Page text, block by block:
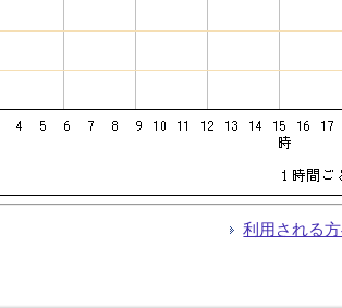
利用される